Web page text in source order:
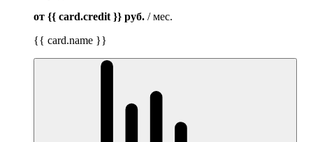
от {{ card.credit }} руб. / мес.
{{ card.name }}